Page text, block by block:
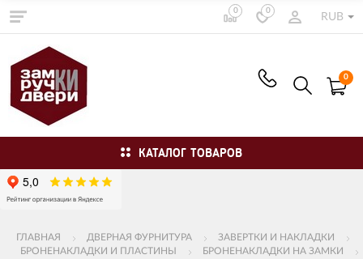
0 0
RUB
0
КАТАЛОГ ТОВАРОВ
ГЛАВНАЯ ДВЕРНАЯ ФУРНИТУРА
ЗАВЕРТКИ И НАКЛАДКИ
БРОНЕНАКЛАДКИ И ПЛАСТИНЫ
БРОНЕНАКЛАДКИ НА ЗАМКИ